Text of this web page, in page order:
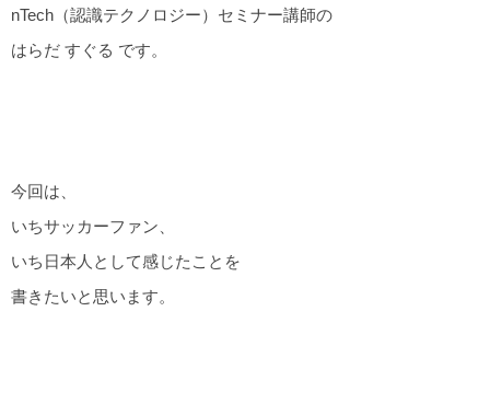
nTech（認識テクノロジー）セミナー講師の
はらだ すぐる です。
今回は、
いちサッカーファン、
いち日本人として感じたことを
書きたいと思います。